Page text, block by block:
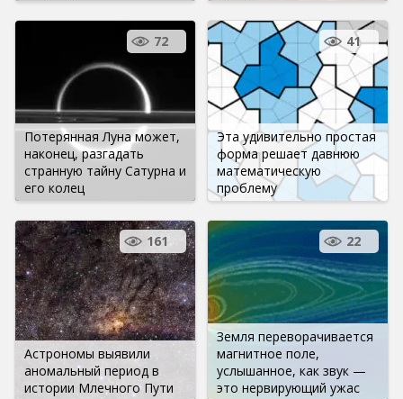
Потерянная Луна может,
наконец, разгадать
странную тайну Сатурна и
его колец
72
Эта удивительно простая
форма решает давнюю
математическую
проблему
41
Астрономы выявили
аномальный период в
истории Млечного Пути
161
Земля переворачивается
магнитное поле,
услышанное, как звук —
это нервирующий ужас
22